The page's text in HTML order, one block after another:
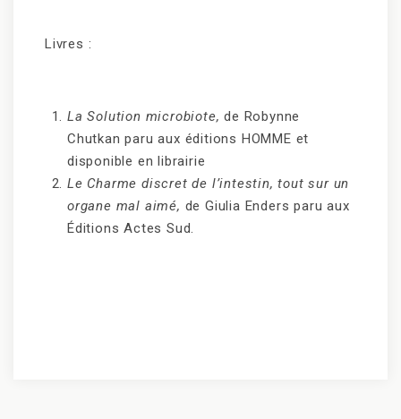
Livres :
La Solution microbiote, de Robynne
Chutkan paru aux éditions HOMME et
disponible en librairie
Le Charme discret de l’intestin, tout sur un
organe mal aimé, de Giulia Enders paru aux
Éditions Actes Sud.